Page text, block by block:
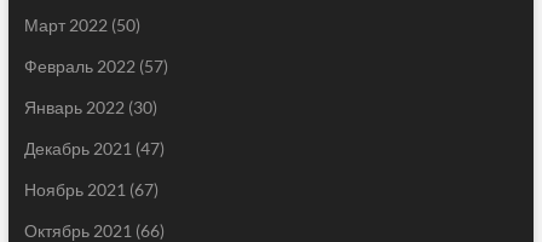
Март 2022 (50)
Февраль 2022 (57)
Январь 2022 (30)
Декабрь 2021 (47)
Ноябрь 2021 (67)
Октябрь 2021 (66)